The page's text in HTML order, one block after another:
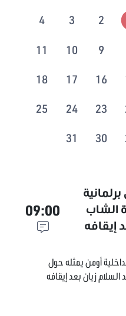
2
3
4
9
10
11
16
17
18
23
24
25
30
31
الشاب
إيقافه
09:00
أومن يمثله حول
زيان بعد إيقافه